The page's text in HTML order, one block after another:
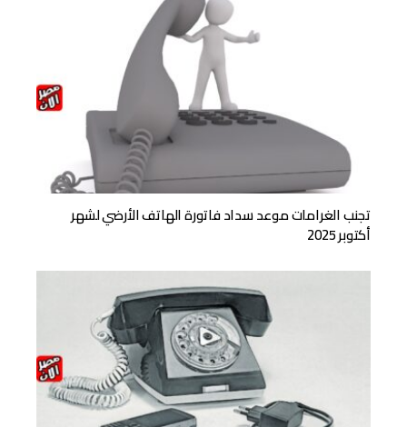
تجنب الغرامات موعد سداد فاتورة الهاتف الأرضي لشهر
أكتوبر 2025